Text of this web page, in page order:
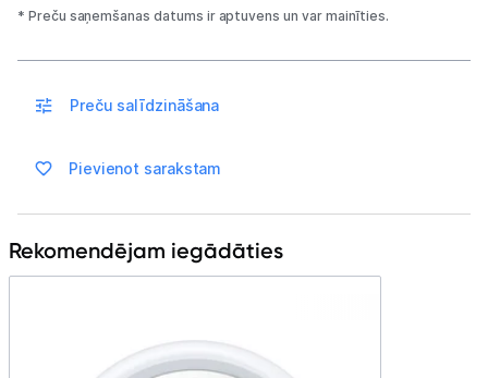
Vēlmju saraksts
Uzņēmumiem
* Preču saņemšanas datums ir aptuvens un var mainīties.
Preču salīdzināšana
Pievienot sarakstam
Rekomendējam iegādāties